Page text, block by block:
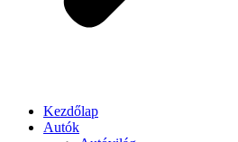
Kezdőlap
Autók